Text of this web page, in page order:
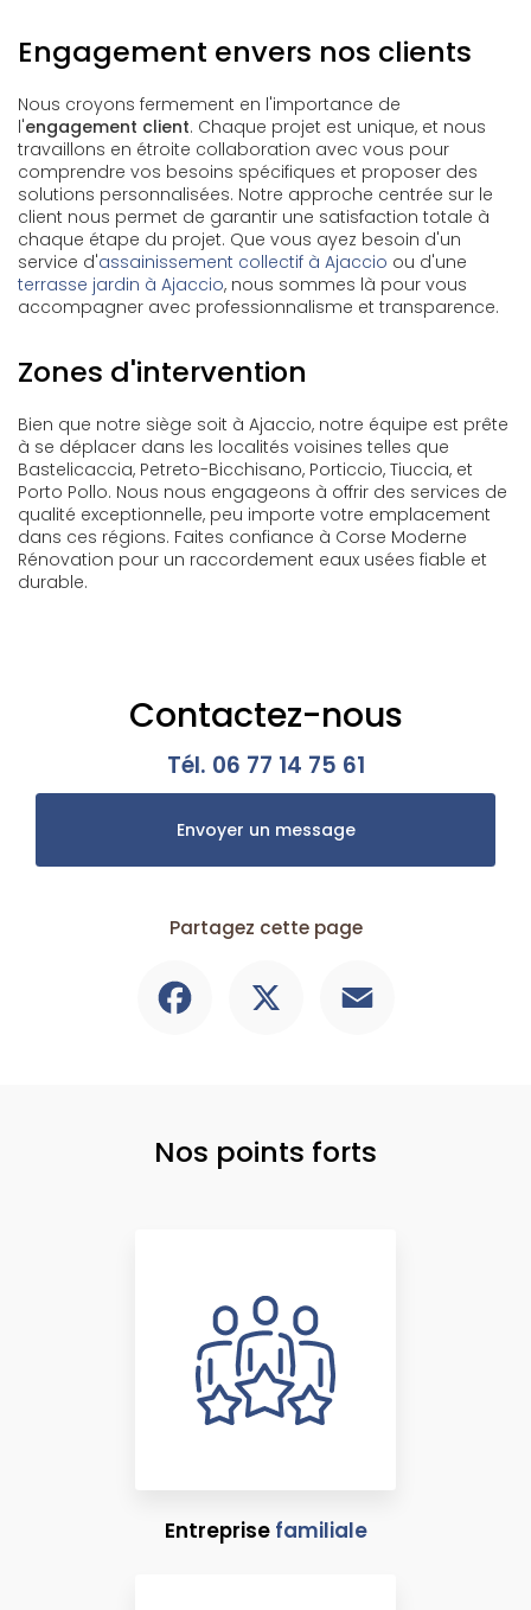
Engagement envers nos clients
Nous croyons fermement en l'importance de
l'engagement client. Chaque projet est unique, et nous
travaillons en étroite collaboration avec vous pour
comprendre vos besoins spécifiques et proposer des
solutions personnalisées. Notre approche centrée sur le
client nous permet de garantir une satisfaction totale à
chaque étape du projet. Que vous ayez besoin d'un
service d'assainissement collectif à Ajaccio ou d'une
terrasse jardin à Ajaccio, nous sommes là pour vous
accompagner avec professionnalisme et transparence.
Zones d'intervention
Bien que notre siège soit à Ajaccio, notre équipe est prête
à se déplacer dans les localités voisines telles que
Bastelicaccia, Petreto-Bicchisano, Porticcio, Tiuccia, et
Porto Pollo. Nous nous engageons à offrir des services de
qualité exceptionnelle, peu importe votre emplacement
dans ces régions. Faites confiance à Corse Moderne
Rénovation pour un raccordement eaux usées fiable et
durable.
Contactez-nous
Tél. 06 77 14 75 61
Envoyer un message
Partagez cette page
Nos points forts
Entreprise familiale